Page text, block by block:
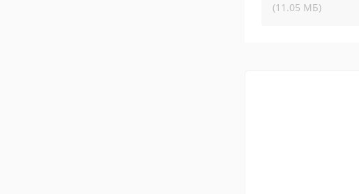
(11.05 МБ)